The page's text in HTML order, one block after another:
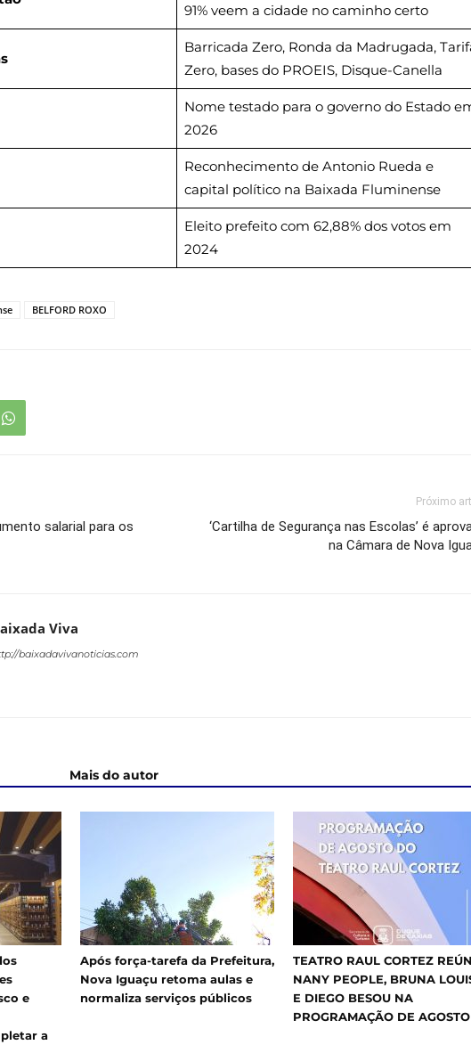
91% veem a cidade no caminho certo
Barricada Zero, Ronda da Madrugada,
Zero, bases do PROEIS, Disque-Canella
Nome testado para o governo do Estado
2026
Reconhecimento de Antonio Rueda e
capital político na Baixada Fluminense
Eleito prefeito com 62,88% dos votos em
2024
BELFORD ROXO
salarial para os
Próximo
‘Cartilha de Segurança nas Escolas’ é
na Câmara de Nova
Viva
baixadavivanoticias.com
Mais do autor
e
a
Após força-tarefa da Prefeitura,
Nova Iguaçu retoma aulas e
normaliza serviços públicos
TEATRO RAUL CORTEZ
NANY PEOPLE, BRUNA
E DIEGO BESOU NA
PROGRAMAÇÃO DE AGOSTO